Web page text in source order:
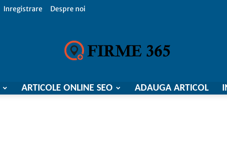
Inregistrare Despre noi
Firme
ARTICOLE ONLINE SEO ADAUGA ARTICOL